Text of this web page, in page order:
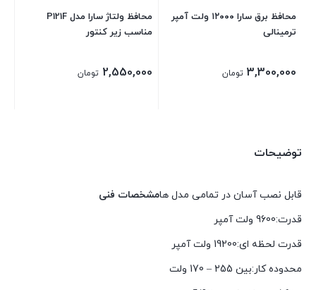
محافظ برق سارا ۱۲۰۰۰ ولت آمپر
ترمینالی
3,300,000 تومان
محافظ ولتاژ سارا مدل P121F
مناسب زیر کنتور
2,550,000 تومان
توضیحات
قابل نصب آسان در تمامی مدل هامشخصات فنی
قدرت:9600 ولت آمپر
قدرت لحظه ای:19200 ولت آمپر
محدوده کار:بین 255 – 170 ولت